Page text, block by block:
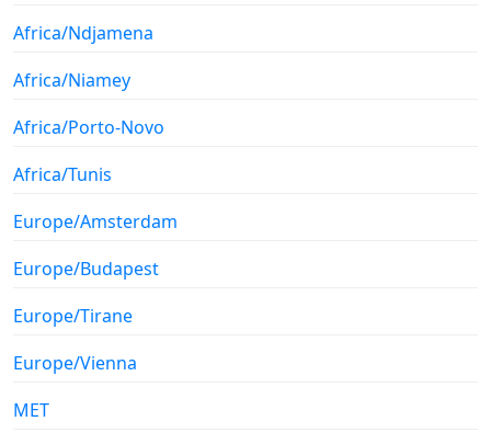
Africa/Ndjamena
Africa/Niamey
Africa/Porto-Novo
Africa/Tunis
Europe/Amsterdam
Europe/Budapest
Europe/Tirane
Europe/Vienna
MET